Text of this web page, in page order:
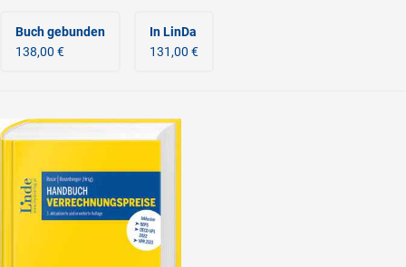
Buch gebunden
138,00 €
In LinDa
131,00 €